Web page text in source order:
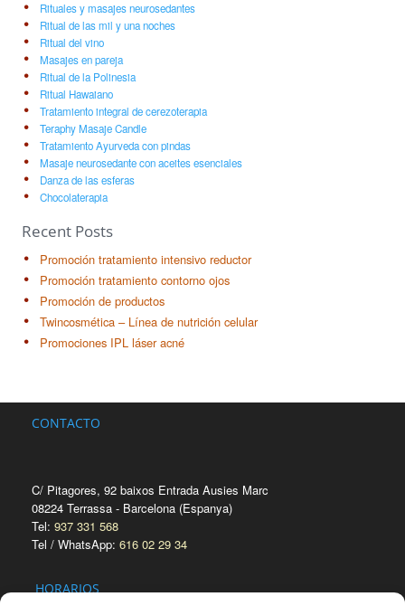
Rituales y masajes neurosedantes
Ritual de las mil y una noches
Ritual del vino
Masajes en pareja
Ritual de la Polinesia
Ritual Hawaiano
Tratamiento integral de cerezoterapia
Teraphy Masaje Candle
Tratamiento Ayurveda con pindas
Masaje neurosedante con aceites esenciales
Danza de las esferas
Chocolaterapia
Recent Posts
Promoción tratamiento intensivo reductor
Promoción tratamiento contorno ojos
Promoción de productos
Twincosmética – Línea de nutrición celular
Promociones IPL láser acné
CONTACTO
C/ Pitagores, 92 baixos Entrada Ausies Marc
08224 Terrassa - Barcelona (Espanya)
Tel: 937 331 568
Tel / WhatsApp: 616 02 29 34
HORARIOS